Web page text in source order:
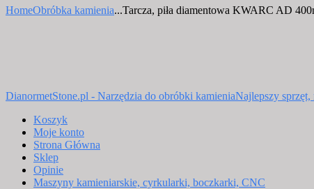
HomeObróbka kamienia...Tarcza, piła diamentowa KWARC AD
DianormetStone.pl - Narzędzia do obróbki kamieniaNajlepszy sprzęt,
Koszyk
Moje konto
Strona Główna
Sklep
Opinie
Maszyny kamieniarskie, cyrkularki, boczkarki, CNC